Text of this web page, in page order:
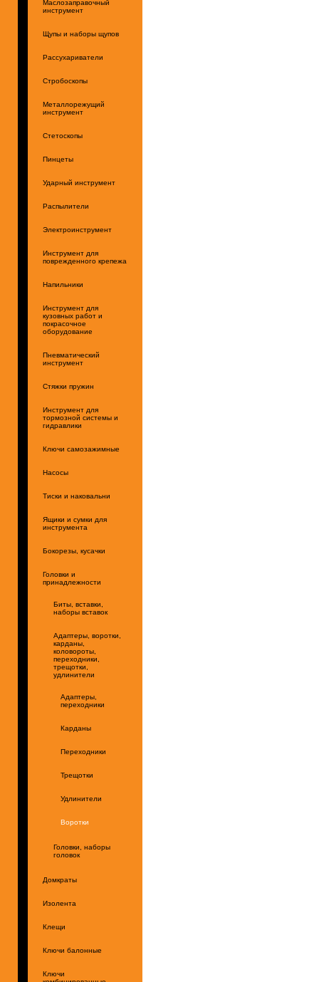
Маслозаправочный
инструмент
Щупы и наборы щупов
Рассухариватели
Стробоскопы
Металлорежущий
инструмент
Стетоскопы
Пинцеты
Ударный инструмент
Распылители
Электроинструмент
Инструмент для
поврежденного крепежа
Напильники
Инструмент для
кузовных работ и
покрасочное
оборудование
Пневматический
инструмент
Стяжки пружин
Инструмент для
тормозной системы и
гидравлики
Ключи самозажимные
Насосы
Тиски и наковальни
Ящики и сумки для
инструмента
Бокорезы, кусачки
Головки и
принадлежности
Биты, вставки,
наборы вставок
Адаптеры, воротки,
карданы,
коловороты,
переходники,
трещотки,
удлинители
Адаптеры,
переходники
Карданы
Переходники
Трещотки
Удлинители
Воротки
Головки, наборы
головок
Домкраты
Изолента
Клещи
Ключи балонные
Ключи